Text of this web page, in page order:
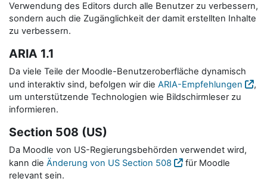
Verwendung des Editors durch alle Benutzer zu verbessern,
sondern auch die Zugänglichkeit der damit erstellten Inhalte
zu verbessern.
ARIA 1.1
Da viele Teile der Moodle-Benutzeroberfläche dynamisch
und interaktiv sind, befolgen wir die ARIA-Empfehlungen
,
um unterstützende Technologien wie Bildschirmleser zu
informieren.
Section 508 (US)
Da Moodle von US-Regierungsbehörden verwendet wird,
kann die Änderung von US Section 508
für Moodle
relevant sein.